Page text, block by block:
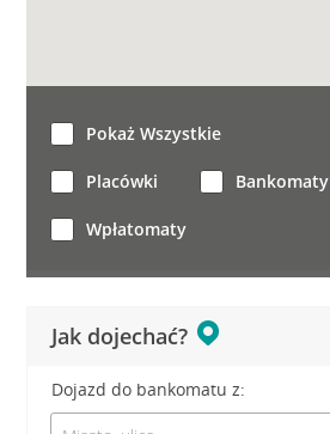
Jak dojechać?
Dojazd do bankomatu z:
Pokaż Wszystkie
Placówki Bankomaty
Wpłatomaty